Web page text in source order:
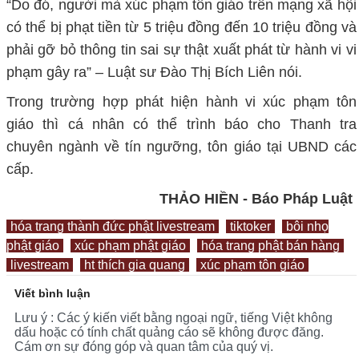
“Do đó, người mà xúc phạm tôn giáo trên mạng xã hội
có thể bị phạt tiền từ 5 triệu đồng đến 10 triệu đồng và
phải gỡ bỏ thông tin sai sự thật xuất phát từ hành vi vi
phạm gây ra” – Luật sư Đào Thị Bích Liên nói.
Trong trường hợp phát hiện hành vi xúc phạm tôn
giáo thì cá nhân có thể trình báo cho Thanh tra
chuyên ngành về tín ngưỡng, tôn giáo tại UBND các
cấp.
THẢO HIỀN - Báo Pháp Luật
hóa trang thành đức phật livestream tiktoker
bôi nhọ
phật giáo
xúc phạm phật giáo
hóa trang phật bán hàng
livestream
ht thích gia quang xúc phạm tôn giáo
Viết bình luận
Lưu ý : Các ý kiến viết bằng ngoại ngữ, tiếng Việt không
dấu hoặc có tính chất quảng cáo sẽ không được đăng.
Cám ơn sự đóng góp và quan tâm của quý vị.